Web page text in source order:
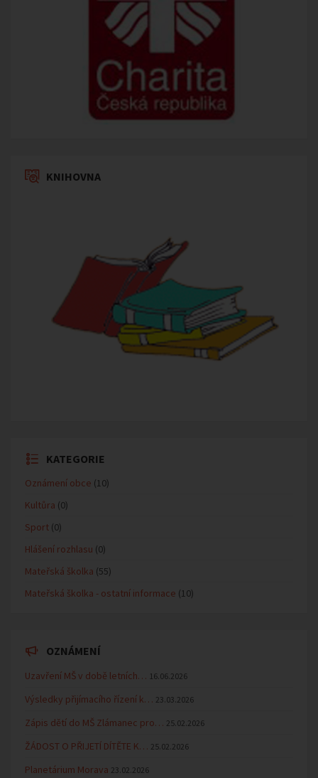
KNIHOVNA
KATEGORIE
Oznámení obce (10)
Kultůra (0)
Sport (0)
Hlášení rozhlasu (0)
Mateřská školka (55)
Mateřská školka - ostatní informace (10)
OZNÁMENÍ
Uzavření MŠ v době letních… 16.06.2026
Výsledky přijímacího řízení k… 23.03.2026
Zápis dětí do MŠ Zlámanec pro… 25.02.2026
ŽÁDOST O PŘIJETÍ DÍTĚTE K… 25.02.2026
Planetárium Morava 23.02.2026